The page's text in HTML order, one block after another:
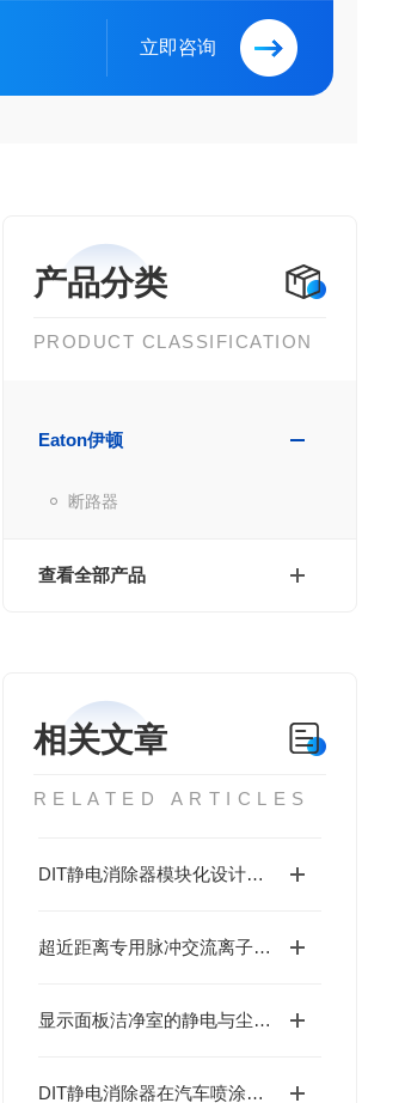
立即咨询
产品分类
PRODUCT CLASSIFICATION
Eaton伊顿
断路器
查看全部产品
相关文章
RELATED ARTICLES
DIT静电消除器模块化设计优化全生命周期维护
超近距离专用脉冲交流离子棒：哪些领域，正靠它解决“近距难题”？
显示面板洁净室的静电与尘埃，为何传统过滤越““干净““越被动？
DIT静电消除器在汽车喷涂与内饰组装中的应用